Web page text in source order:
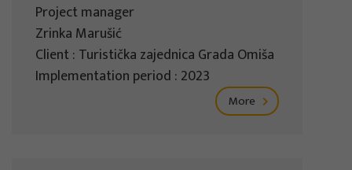
Project manager
Zrinka Marušić
Client : Turistička zajednica Grada Omiša
Implementation period : 2023
More